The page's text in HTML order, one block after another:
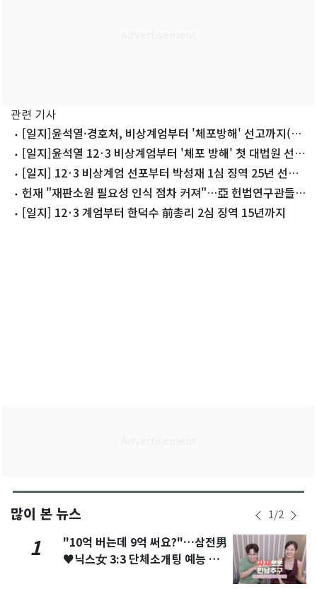
관련 기사
[일지]윤석열·경호처, 비상계엄부터 '체포방해' 선고까지(종
합)[일지]윤석열 12·3 비상계엄부터 '체포 방해' 첫 대법원 선고
까지[일지] 12·3 비상계엄 선포부터 박성재 1심 징역 25년 선고
까지헌재 "재판소원 필요성 인식 점차 커져"…亞 헌법연구관들에
소개[일지] 12·3 계엄부터 한덕수 前총리 2심 징역 15년까지
많이 본 뉴스 1/2
1
"10억 버는데 9억 써요?"…삼전男
♥닉스女 3:3 단체소개팅 예능 화